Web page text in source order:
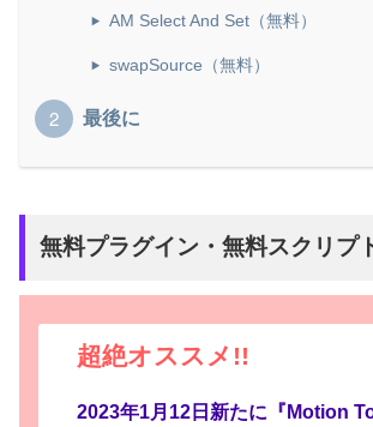
AM Select And Set（無料）
swapSource（無料）
最後に
無料プラグイン・無料スクリプ
超絶オススメ!!
2023年1月12日新たに『Motion